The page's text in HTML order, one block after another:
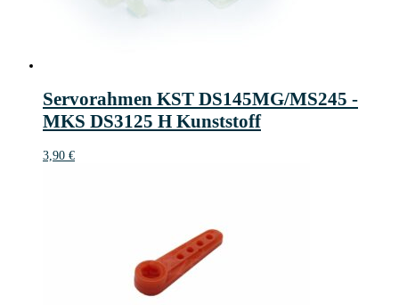
Servorahmen KST DS145MG/MS245 -
MKS DS3125 H Kunststoff
3,90 €